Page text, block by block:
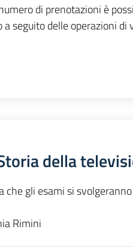
di prenotazioni è
a seguito delle operazioni
della
che gli esami si
Rimini